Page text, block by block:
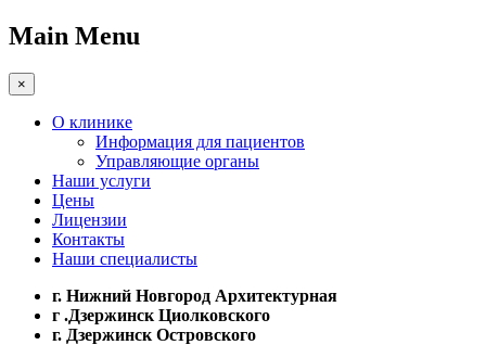
Main Menu
×
О клинике
Информация для пациентов
Управляющие органы
Наши услуги
Цены
Лицензии
Контакты
Наши специалисты
г. Нижний Новгород Архитектурная
г .Дзержинск Циолковского
г. Дзержинск Островского